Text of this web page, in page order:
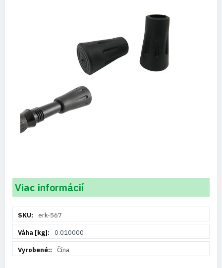
Viac informácií
informáciíerk-567
0.010000
Čína